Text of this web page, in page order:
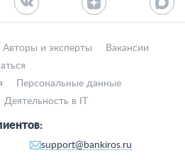
Авторы и эксперты
Вакансии
Персональные данные
Деятельность в IT
support@bankiros.ru